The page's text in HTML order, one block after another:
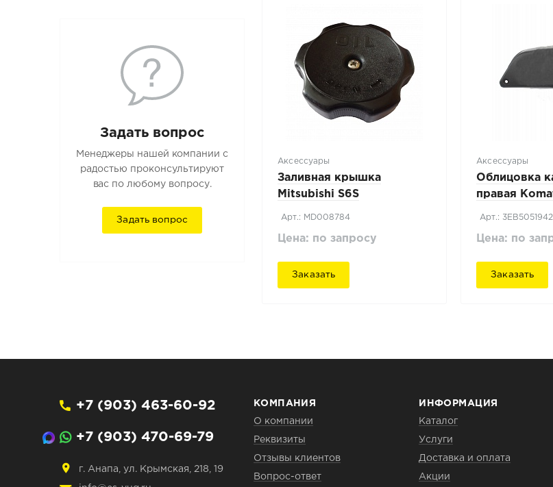
Задать вопрос
Менеджеры нашей компании с
радостью проконсультируют
вас по любому вопросу.
Задать вопрос
Аксессуары
Заливная крышка
Mitsubishi S6S
Арт.: MD008784
Цена: по запросу
Заказать
Аксессуары
Облицовка
правая
Арт.: 3EB5051942
Цена: по
Заказать
+7 (903) 463-60-92
+7 (903) 470-69-79
г. Анапа, ул. Крымская, 218, 19
КОМПАНИЯ
О компании
Реквизиты
Отзывы клиентов
Вопрос-ответ
ИНФОРМАЦИЯ
Каталог
Услуги
Доставка и оплата
Акции